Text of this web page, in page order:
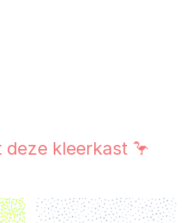
deze kleerkast 🦩